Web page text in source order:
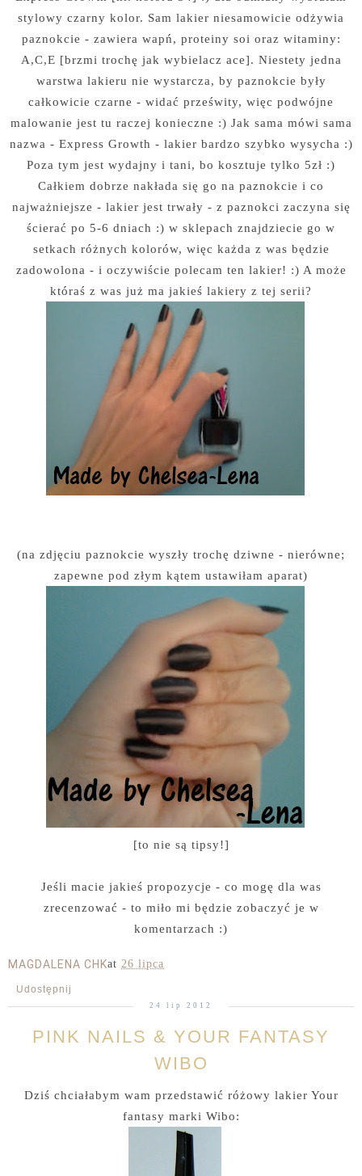
stylowy czarny kolor. Sam lakier niesamowicie odżywia
paznokcie - zawiera wapń, proteiny soi oraz witaminy:
A,C,E [brzmi trochę jak wybielacz ace]. Niestety jedna
warstwa lakieru nie wystarcza, by paznokcie były
całkowicie czarne - widać prześwity, więc podwójne
malowanie jest tu raczej konieczne :) Jak sama mówi sama
nazwa - Express Growth - lakier bardzo szybko wysycha :)
Poza tym jest wydajny i tani, bo kosztuje tylko 5zł :)
Całkiem dobrze nakłada się go na paznokcie i co
najważniejsze - lakier jest trwały - z paznokci zaczyna się
ścierać po 5-6 dniach :) w sklepach znajdziecie go w
setkach różnych kolorów, więc każda z was będzie
zadowolona - i oczywiście polecam ten lakier! :) A może
któraś z was już ma jakieś lakiery z tej serii?
(na zdjęciu paznokcie wyszły trochę dziwne - nierówne;
zapewne pod złym kątem ustawiłam aparat)
[to nie są tipsy!]
Jeśli macie jakieś propozycje - co mogę dla was
zrecenzować - to miło mi będzie zobaczyć je w
komentarzach :)
MAGDALENA CHKat 26 lipca
Udostępnij
24 lip 2012
PINK NAILS & YOUR FANTASY
WIBO
Dziś chciałabym wam przedstawić różowy lakier Your
fantasy marki Wibo: